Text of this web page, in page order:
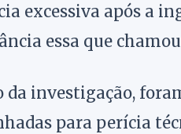
excessiva após a
essa que
da investigação,
para perícia